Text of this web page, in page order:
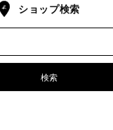
ショップ検索
検索